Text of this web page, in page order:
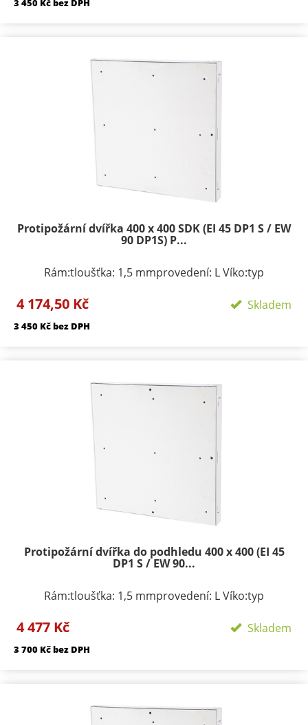
3 450 Kč bez DPH
Protipožární dvířka 400 x 400 SDK (EI 45 DP1 S / EW
90 DP1S) P...
Rám:tloušťka: 1,5 mmprovedení: L Víko:typ
podle rozměru 1-3provedení: výko s SDK výplní
4 174,50 Kč Skladem
3 450 Kč bez DPH
Protipožární dvířka do podhledu 400 x 400 (EI 45
DP1 S / EW 90...
Rám:tloušťka: 1,5 mmprovedení: L Víko:typ
podle rozměru 1-3provedení: výko s SDK výplní
4 477 Kč Skladem
3 700 Kč bez DPH